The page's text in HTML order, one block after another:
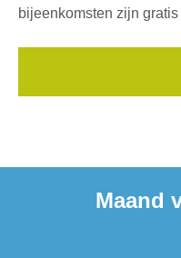
bijeenkomsten zijn
Maand